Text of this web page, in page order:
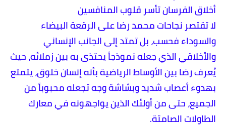
​أخلاق الفرسان تأسر قلوب المنافسين
​لا تقتصر نجاحات محمد رضا على الرقعة البيضاء
والسوداء فحسب، بل تمتد إلى الجانب الإنساني
والأخلاقي الذي جعله نموذجاً يحتذى به بين زملائه، حيث
يُعرف رضا بين الأوساط الرياضية بأنه إنسان خلوق، يتمتع
بهدوء أعصاب شديد وبشاشة وجه تجعله محبوباً من
الجميع، حتى من أولئك الذين يواجهونه في معارك
الطاولات الصامتة.